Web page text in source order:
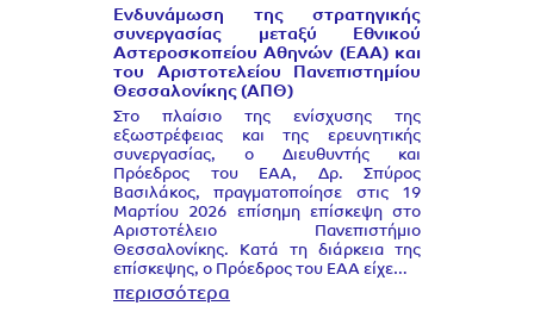
Ενδυνάμωση της στρατηγικής
συνεργασίας μεταξύ Εθνικού
Αστεροσκοπείου Αθηνών (EAA) και
του Αριστοτελείου Πανεπιστημίου
Θεσσαλονίκης (ΑΠΘ)
Στο πλαίσιο της ενίσχυσης της
εξωστρέφειας και της ερευνητικής
συνεργασίας, ο Διευθυντής και
Πρόεδρος του ΕΑΑ, Δρ. Σπύρος
Βασιλάκος, πραγματοποίησε στις 19
Μαρτίου 2026 επίσημη επίσκεψη στο
Αριστοτέλειο Πανεπιστήμιο
Θεσσαλονίκης. Κατά τη διάρκεια της
επίσκεψης, ο Πρόεδρος του ΕΑΑ είχε…
περισσότερα